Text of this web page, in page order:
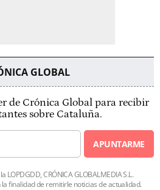
GLOBAL
de Crónica Global para recibir
sobre Cataluña.
APUNTARME
LOPDGDD, CRÓNICA GLOBALMEDIA S.L.
finalidad de remitirle noticias de actualidad.